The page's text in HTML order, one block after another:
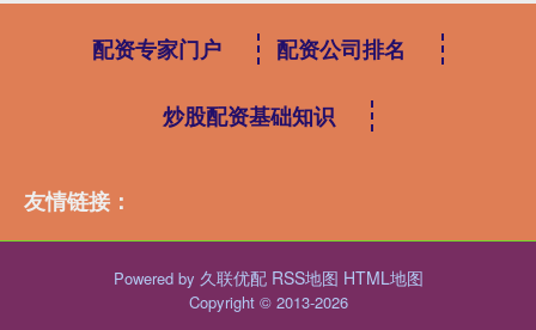
配资专家门户 配资公司排名
炒股配资基础知识
友情链接：
Powered by 久联优配 RSS地图 HTML地图
Copyright © 2013-2026